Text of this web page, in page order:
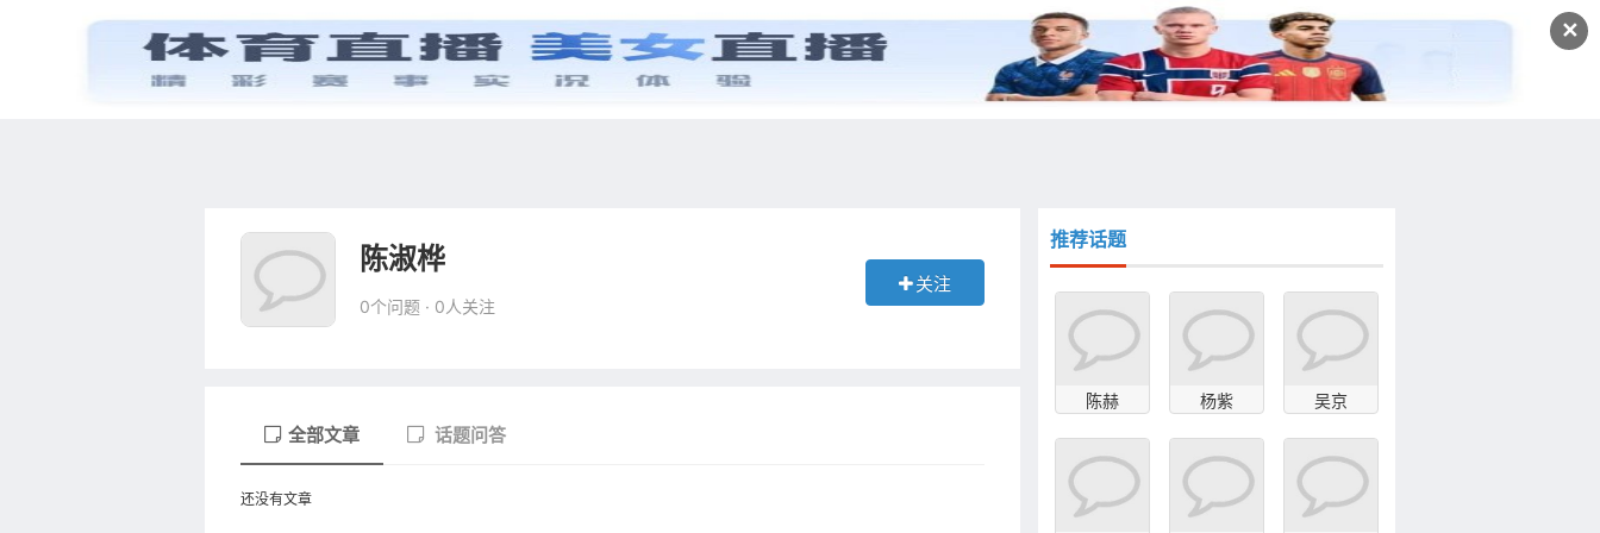
✕
首页 电视剧 综艺 抖音 更多 发文 登录 注册
关注
陈淑桦
0个问题 · 0人关注
全部文章 话题问答
还没有文章
推荐话题
陈赫 杨紫 吴京